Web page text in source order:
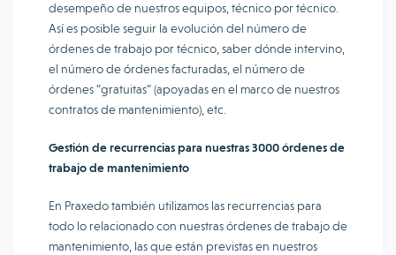
desempeño de nuestros equipos, técnico por técnico.
Así es posible seguir la evolución del número de
órdenes de trabajo por técnico, saber dónde intervino,
el número de órdenes facturadas, el número de
órdenes “gratuitas” (apoyadas en el marco de nuestros
contratos de mantenimiento), etc.
Gestión de recurrencias para nuestras 3000 órdenes de
trabajo de mantenimiento
En Praxedo también utilizamos las recurrencias para
todo lo relacionado con nuestras órdenes de trabajo de
mantenimiento, las que están previstas en nuestros